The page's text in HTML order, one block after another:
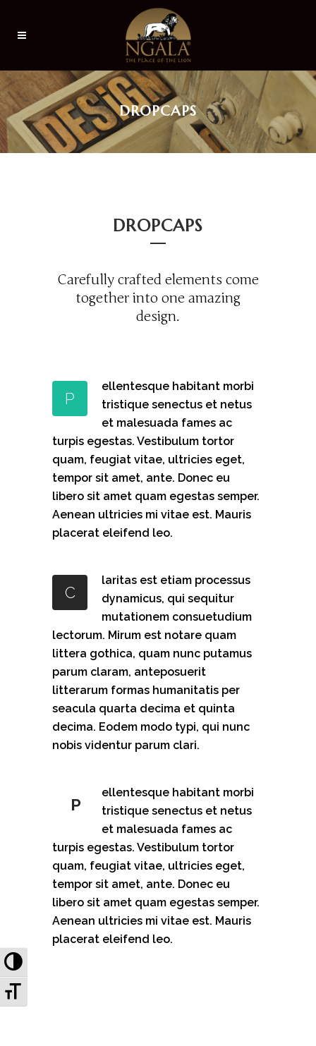
Toggle High Contrast
Toggle Font size
DROPCAPS
DROPCAPS
Carefully crafted elements come
together into one amazing
design.
P
ellentesque habitant morbi
tristique senectus et netus
et malesuada fames ac
turpis egestas. Vestibulum tortor
quam, feugiat vitae, ultricies eget,
tempor sit amet, ante. Donec eu
libero sit amet quam egestas semper.
Aenean ultricies mi vitae est. Mauris
placerat eleifend leo.
C
laritas est etiam processus
dynamicus, qui sequitur
mutationem consuetudium
lectorum. Mirum est notare quam
littera gothica, quam nunc putamus
parum claram, anteposuerit
litterarum formas humanitatis per
seacula quarta decima et quinta
decima. Eodem modo typi, qui nunc
nobis videntur parum clari.
P
ellentesque habitant morbi
tristique senectus et netus
et malesuada fames ac
turpis egestas. Vestibulum tortor
quam, feugiat vitae, ultricies eget,
tempor sit amet, ante. Donec eu
libero sit amet quam egestas semper.
Aenean ultricies mi vitae est. Mauris
placerat eleifend leo.